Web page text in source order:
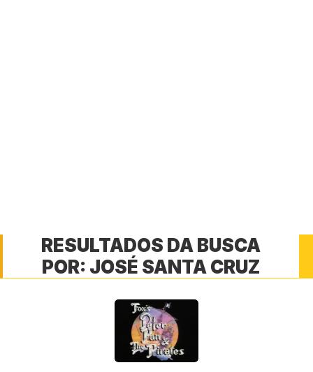
RESULTADOS DA BUSCA
POR: JOSÉ SANTA CRUZ